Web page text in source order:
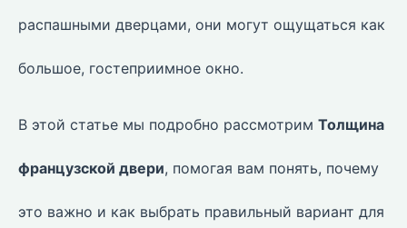
распашными дверцами, они могут ощущаться как
большое, гостеприимное окно.
В этой статье мы подробно рассмотрим Толщина
французской двери, помогая вам понять, почему
это важно и как выбрать правильный вариант для